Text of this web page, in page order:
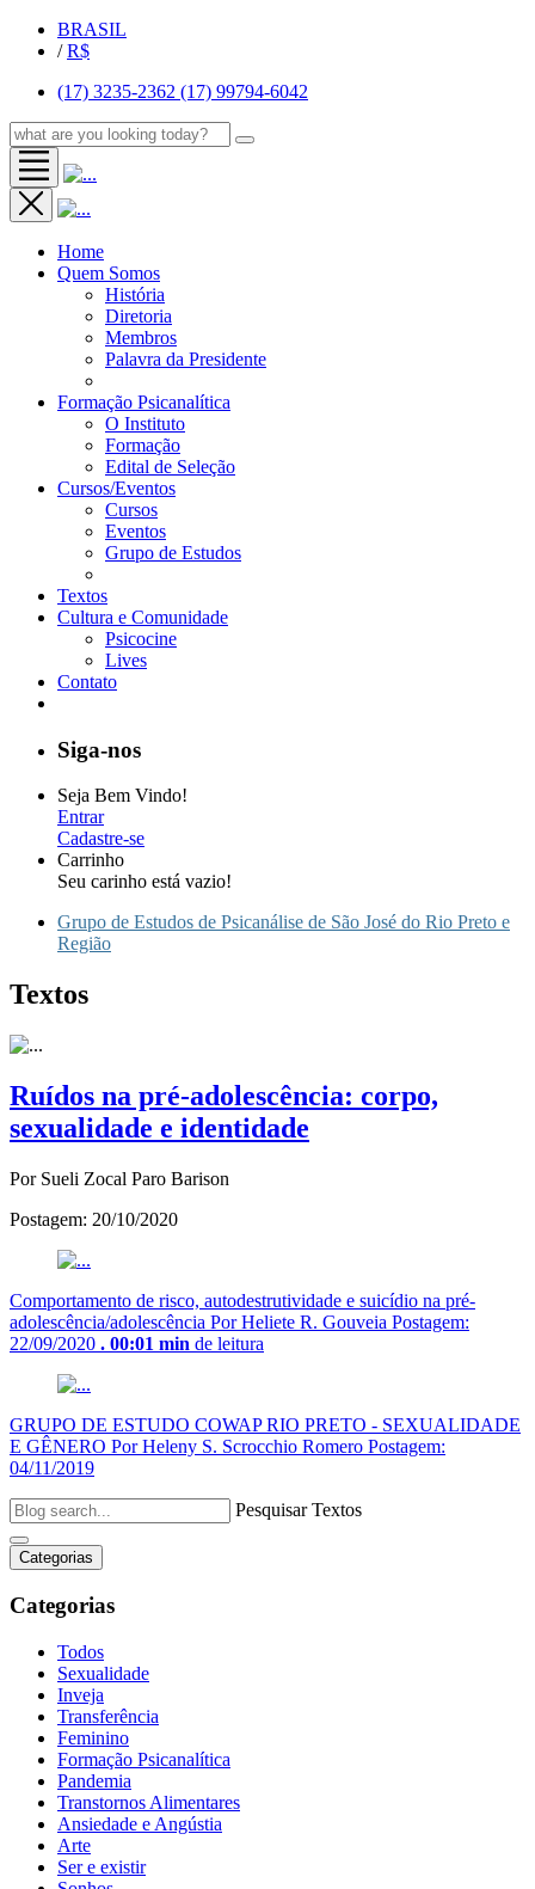
BRASIL
/ R$
(17) 3235-2362 (17) 99794-6042
Home
Quem Somos
História
Diretoria
Membros
Palavra da Presidente
Formação Psicanalítica
O Instituto
Formação
Edital de Seleção
Cursos/Eventos
Cursos
Eventos
Grupo de Estudos
Textos
Cultura e Comunidade
Psicocine
Lives
Contato
Siga-nos
Seja Bem Vindo!
Entrar
Cadastre-se
Carrinho
Seu carinho está vazio!
Grupo de Estudos de Psicanálise de São José do Rio Preto e
Região
Textos
Ruídos na pré-adolescência: corpo,
sexualidade e identidade
Por Sueli Zocal Paro Barison
Postagem: 20/10/2020
Comportamento de risco, autodestrutividade e suicídio na pré-
adolescência/adolescência Por Heliete R. Gouveia Postagem:
22/09/2020 . 00:01 min de leitura
GRUPO DE ESTUDO COWAP RIO PRETO - SEXUALIDADE
E GÊNERO Por Heleny S. Scrocchio Romero Postagem:
04/11/2019
Pesquisar Textos
Categorias
Categorias
Todos
Sexualidade
Inveja
Transferência
Feminino
Formação Psicanalítica
Pandemia
Transtornos Alimentares
Ansiedade e Angústia
Arte
Ser e existir